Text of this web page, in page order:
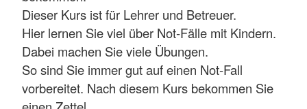
Dieser Kurs ist für Lehrer und Betreuer.
Hier lernen Sie viel über Not-Fälle mit Kindern.
Dabei machen Sie viele Übungen.
So sind Sie immer gut auf einen Not-Fall
vorbereitet. Nach diesem Kurs bekommen Sie